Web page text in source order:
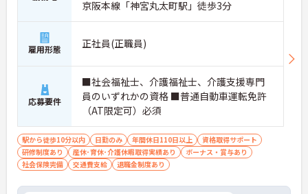
京阪本線「神宮丸太町駅」徒歩3分
雇用形態 正社員(正職員)
応募要件
■社会福祉士、介護福祉士、介護支援専門
員のいずれかの資格 ■普通自動車運転免許
（AT限定可）必須
駅から徒歩10分以内 日勤のみ 年間休日110日以上
資格取得サポート
研修制度あり
産休･育休･介護休暇取得実績あり
ボーナス・賞与あり
社会保険完備
交通費支給 退職金制度あり